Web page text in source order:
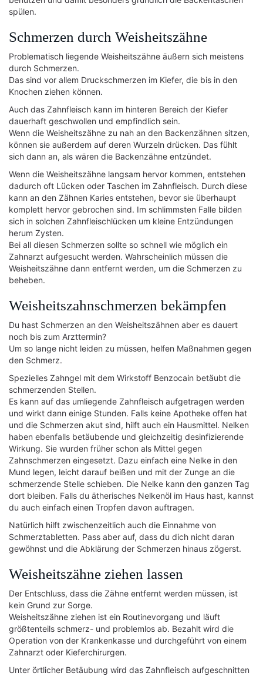
spülen.
Schmerzen durch Weisheitszähne
Problematisch liegende Weisheitszähne äußern sich meistens
durch Schmerzen.
Das sind vor allem Druckschmerzen im Kiefer, die bis in den
Knochen ziehen können.
Auch das Zahnfleisch kann im hinteren Bereich der Kiefer
dauerhaft geschwollen und empfindlich sein.
Wenn die Weisheitszähne zu nah an den Backenzähnen sitzen,
können sie außerdem auf deren Wurzeln drücken. Das fühlt
sich dann an, als wären die Backenzähne entzündet.
Wenn die Weisheitszähne langsam hervor kommen, entstehen
dadurch oft Lücken oder Taschen im Zahnfleisch. Durch diese
kann an den Zähnen Karies entstehen, bevor sie überhaupt
komplett hervor gebrochen sind. Im schlimmsten Falle bilden
sich in solchen Zahnfleischlücken um kleine Entzündungen
herum Zysten.
Bei all diesen Schmerzen sollte so schnell wie möglich ein
Zahnarzt aufgesucht werden. Wahrscheinlich müssen die
Weisheitszähne dann entfernt werden, um die Schmerzen zu
beheben.
Weisheitszahnschmerzen bekämpfen
Du hast Schmerzen an den Weisheitszähnen aber es dauert
noch bis zum Arzttermin?
Um so lange nicht leiden zu müssen, helfen Maßnahmen gegen
den Schmerz.
Spezielles Zahngel mit dem Wirkstoff Benzocain betäubt die
schmerzenden Stellen.
Es kann auf das umliegende Zahnfleisch aufgetragen werden
und wirkt dann einige Stunden. Falls keine Apotheke offen hat
und die Schmerzen akut sind, hilft auch ein Hausmittel. Nelken
haben ebenfalls betäubende und gleichzeitig desinfizierende
Wirkung. Sie wurden früher schon als Mittel gegen
Zahnschmerzen eingesetzt. Dazu einfach eine Nelke in den
Mund legen, leicht darauf beißen und mit der Zunge an die
schmerzende Stelle schieben. Die Nelke kann den ganzen Tag
dort bleiben. Falls du ätherisches Nelkenöl im Haus hast, kannst
du auch einfach einen Tropfen davon auftragen.
Natürlich hilft zwischenzeitlich auch die Einnahme von
Schmerztabletten. Pass aber auf, dass du dich nicht daran
gewöhnst und die Abklärung der Schmerzen hinaus zögerst.
Weisheitszähne ziehen lassen
Der Entschluss, dass die Zähne entfernt werden müssen, ist
kein Grund zur Sorge.
Weisheitszähne ziehen ist ein Routinevorgang und läuft
größtenteils schmerz- und problemlos ab. Bezahlt wird die
Operation von der Krankenkasse und durchgeführt von einem
Zahnarzt oder Kieferchirurgen.
Unter örtlicher Betäubung wird das Zahnfleisch aufgeschnitten